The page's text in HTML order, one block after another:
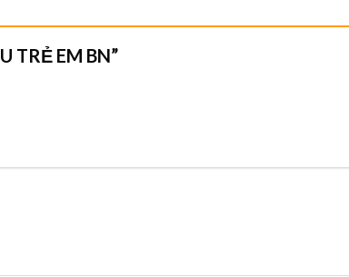
TRẺ EM BN”